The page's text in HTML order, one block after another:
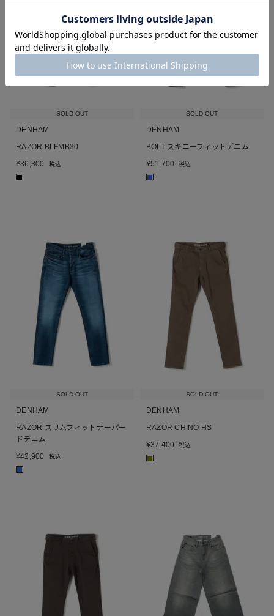
SOLD OUT
DENHAM
RAZOR BLFMB30
¥36,300 税込
■
SOLD OUT
DENHAM
BOLT スキニーフィットデニム
¥51,700 税込
■
SOLD OUT
DENHAM
RAZOR スリムフィットテーパー
ドデニム
¥42,900 税込
■
SOLD OUT
DENHAM
RAZOR CHINO HS
¥37,400 税込
■